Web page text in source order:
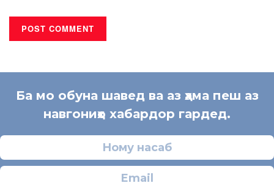
Ба мо обуна шавед ва аз ҳама пеш аз
навгониҳо хабардор гардед.